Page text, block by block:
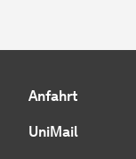
Anfahrt
UniMail